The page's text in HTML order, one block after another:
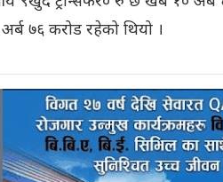
७६ करोड रहेको थियो ।